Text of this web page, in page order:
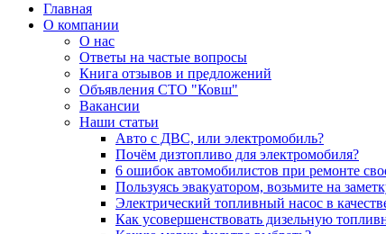
Главная
О компании
О нас
Ответы на частые вопросы
Книга отзывов и предложений
Объявления СТО "Ковш"
Вакансии
Наши статьи
Авто с ДВС, или электромобиль?
Почём дизтопливо для электромобиля?
6 ошибок автомобилистов при ремонте
Пользуясь эвакуатором, возьмите на
Электрический топливный насос в
Как усовершенствовать дизельную